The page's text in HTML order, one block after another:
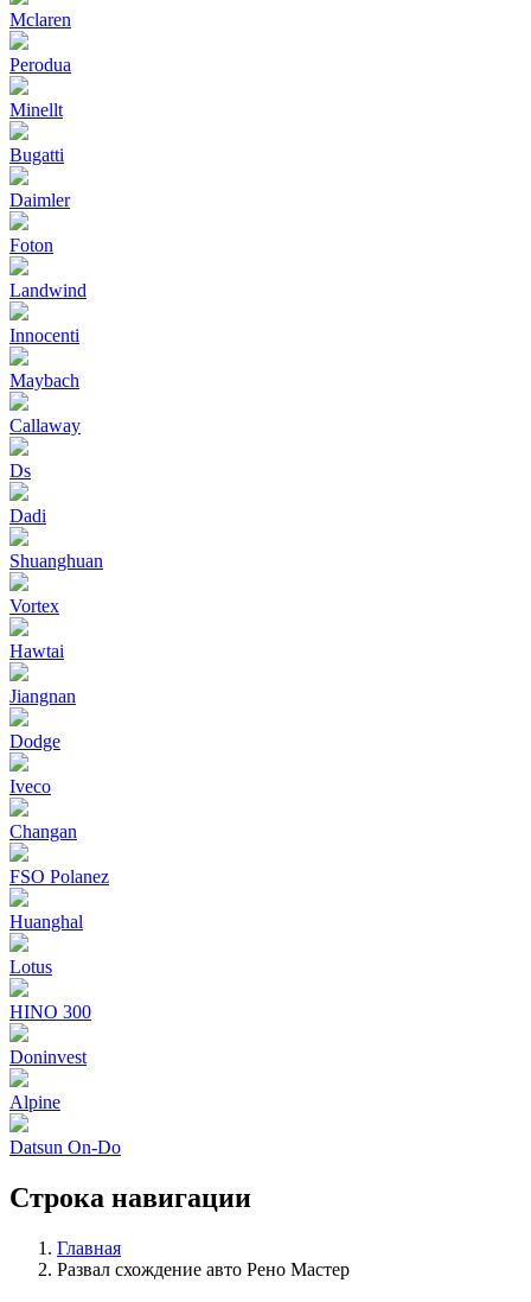
Mclaren
Perodua
Minellt
Bugatti
Daimler
Foton
Landwind
Innocenti
Maybach
Callaway
Ds
Dadi
Shuanghuan
Vortex
Hawtai
Jiangnan
Dodge
Iveco
Changan
FSO Polanez
Huanghal
Lotus
HINO 300
Doninvest
Alpine
Datsun On-Do
Строка навигации
Главная
Развал схождение авто Рено Мастер